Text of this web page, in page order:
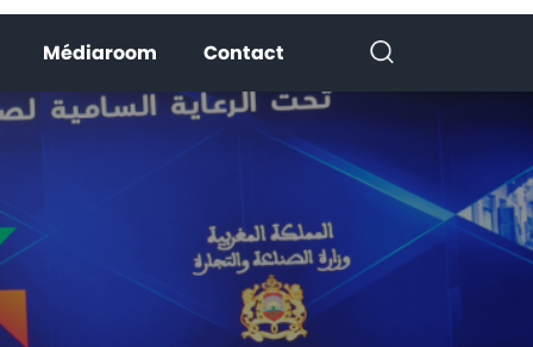
Médiaroom (current)
Contact (current)